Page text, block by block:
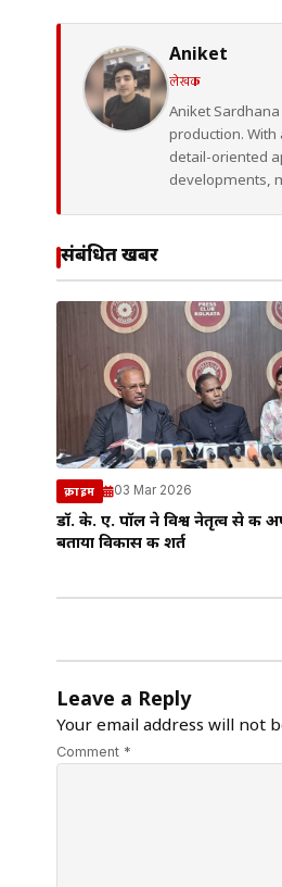
Aniket
लेखक
Aniket
production.
detail-oriented
developments,
संबंधित खबरें
क्राइम 03 Mar 2026
डॉ. के. ए. पॉल ने विश्व नेतृत्व से की
बताया विकास की शर्त
Leave a Reply
Your email address will not
Comment *